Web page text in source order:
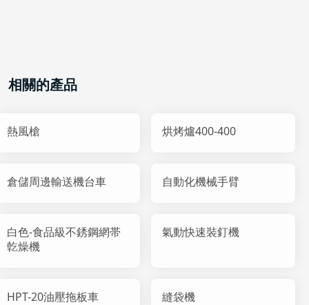
相關的產品
熱風槍 烘烤爐400-400
倉儲周邊輸送機台車 自動化機械手臂
白色-食品級不銹鋼網帯
亁燥機
氣動快速裝釘機
HPT-20油壓拖板車 縫袋機